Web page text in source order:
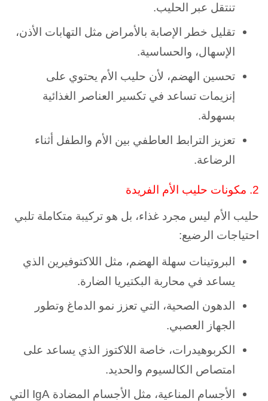
تنتقل عبر الحليب.
تقليل خطر الإصابة بالأمراض مثل التهابات الأذن،
الإسهال، والحساسية.
تحسين الهضم، لأن حليب الأم يحتوي على
إنزيمات تساعد في تكسير العناصر الغذائية
بسهولة.
تعزيز الترابط العاطفي بين الأم والطفل أثناء
الرضاعة.
2. مكونات حليب الأم الفريدة
حليب الأم ليس مجرد غذاء، بل هو تركيبة متكاملة تلبي
احتياجات الرضيع:
البروتينات سهلة الهضم، مثل اللاكتوفيرين الذي
يساعد في محاربة البكتيريا الضارة.
الدهون الصحية، التي تعزز نمو الدماغ وتطور
الجهاز العصبي.
الكربوهيدرات، خاصة اللاكتوز الذي يساعد على
امتصاص الكالسيوم والحديد.
الأجسام المناعية، مثل الأجسام المضادة IgA التي